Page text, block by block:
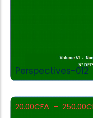
Perspectives-012
20.00CFA – 250.00